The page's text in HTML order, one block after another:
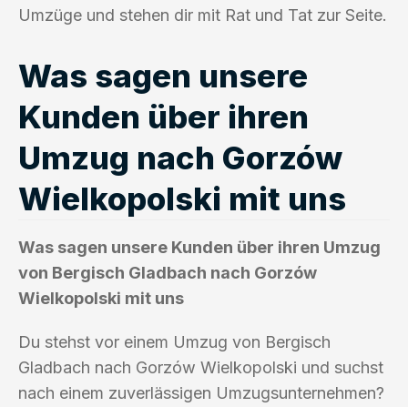
Umzüge und stehen dir mit Rat und Tat zur Seite.
Was sagen unsere
Kunden über ihren
Umzug nach Gorzów
Wielkopolski mit uns
Was sagen unsere Kunden über ihren Umzug
von Bergisch Gladbach nach Gorzów
Wielkopolski mit uns
Du stehst vor einem Umzug von Bergisch
Gladbach nach Gorzów Wielkopolski und suchst
nach einem zuverlässigen Umzugsunternehmen?